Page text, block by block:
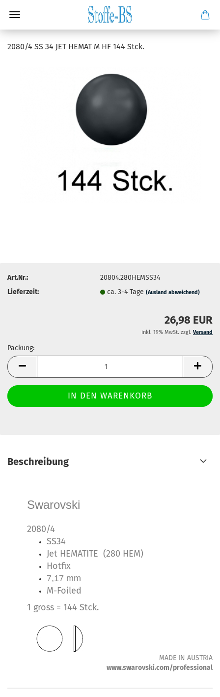
2080/4 SS 34 JET HEMAT M HF 144 Stck.
Art.Nr.:
20804.280HEMSS34
Lieferzeit:
ca. 3-4 Tage(Ausland abweichend)
26,98 EUR
inkl. 19% MwSt. zzgl. Versand
Packung:
Packung
Beschreibung
Swarovski
2080/4
SS34
Jet HEMATITE (280 HEM)
Hotfix
7,17 mm
M-Foiled
1 gross = 144 Stck.
MADE IN AUSTRIA
www.swarovski.com/professional